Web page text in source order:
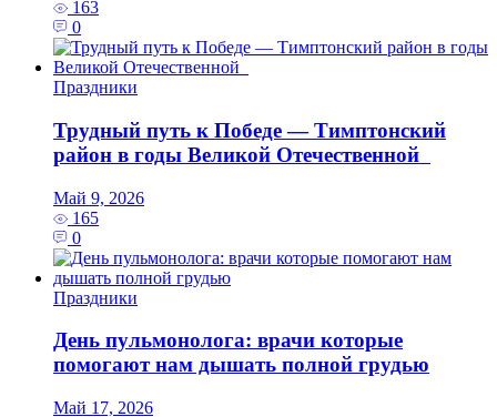
163
0
Праздники
Трудный путь к Победе — Тимптонский
район в годы Великой Отечественной
Май 9, 2026
165
0
Праздники
День пульмонолога: врачи которые
помогают нам дышать полной грудью
Май 17, 2026